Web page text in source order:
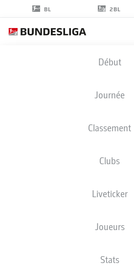
BL 2BL
Début
Journée
Classement
Clubs
Liveticker
Joueurs
Stats